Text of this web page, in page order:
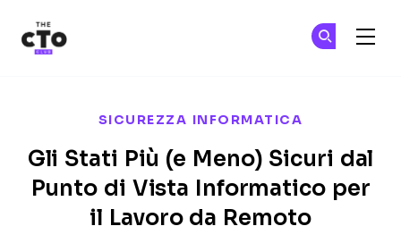
SICUREZZA INFORMATICA
Gli Stati Più (e Meno) Sicuri dal
Punto di Vista Informatico per
il Lavoro da Remoto